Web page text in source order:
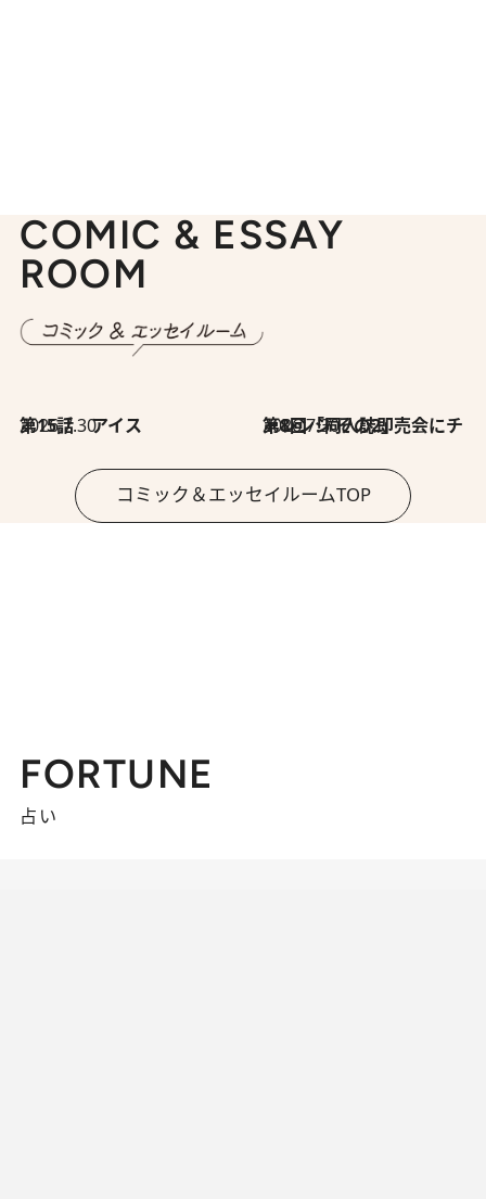
COMIC & ESSAY
ROOM
2026.7.30
第15話 アイス 2026.7.30
第8回「同人誌即売会にチャレンジ その2」
コミック＆エッセイルームTOP
FORTUNE
占い